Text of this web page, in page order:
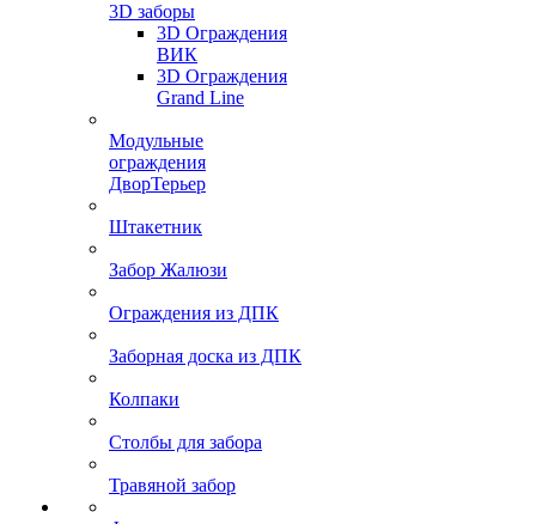
3D заборы
3D Ограждения
ВИК
3D Ограждения
Grand Line
Модульные
ограждения
ДворТерьер
Штакетник
Забор Жалюзи
Ограждения из ДПК
Заборная доска из ДПК
Колпаки
Столбы для забора
Травяной забор